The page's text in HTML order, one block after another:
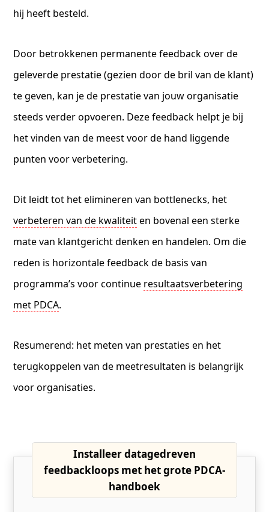
hij heeft besteld.
Door betrokkenen permanente feedback over de
geleverde prestatie (gezien door de bril van de klant)
te geven, kan je de prestatie van jouw organisatie
steeds verder opvoeren. Deze feedback helpt je bij
het vinden van de meest voor de hand liggende
punten voor verbetering.
Dit leidt tot het elimineren van bottlenecks, het
verbeteren van de kwaliteiten bovenal een sterke
mate van klantgericht denken en handelen. Om die
reden is horizontale feedback de basis van
programma’s voor continue resultaatsverbetering
met PDCA.
Resumerend: het meten van prestaties en het
terugkoppelen van de meetresultaten is belangrijk
voor organisaties.
Installeer datagedreven
feedbackloops met het grote PDCA-
handboek